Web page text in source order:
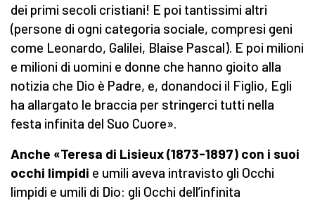
dei primi secoli cristiani! E poi tantissimi altri
(persone di ogni categoria sociale, compresi geni
come Leonardo, Galilei, Blaise Pascal). E poi milioni
e milioni di uomini e donne che hanno gioito alla
notizia che Dio è Padre, e, donandoci il Figlio, Egli
ha allargato le braccia per stringerci tutti nella
festa infinita del Suo Cuore».
Anche «Teresa di Lisieux (1873-1897) con i suoi
occhi limpidi e umili aveva intravisto gli Occhi
limpidi e umili di Dio: gli Occhi dell’infinita